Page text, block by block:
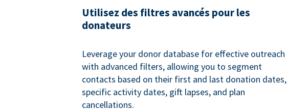
Utilisez des filtres avancés pour les
donateurs
Leverage your donor database for effective outreach
with advanced filters, allowing you to segment
contacts based on their first and last donation dates,
specific activity dates, gift lapses, and plan
cancellations.